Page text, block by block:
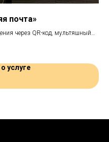
почта»
через QR-код, мультяшный
чтения, функция
услуге